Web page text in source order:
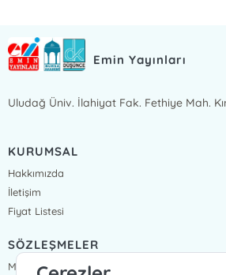
Emin Yayınları
Uludağ Üniv. İlahiyat Fak. Fethiye Mah.
KURUMSAL
Hakkımızda
İletişim
Fiyat Listesi
SÖZLEŞMELER
Mesafeli Satış Sözleşmesi